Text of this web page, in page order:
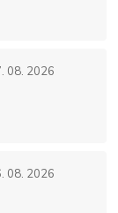
08. 2026
08. 2026